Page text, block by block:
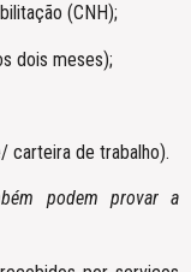
(CNH);
dois meses);
carteira de trabalho).
podem provar a